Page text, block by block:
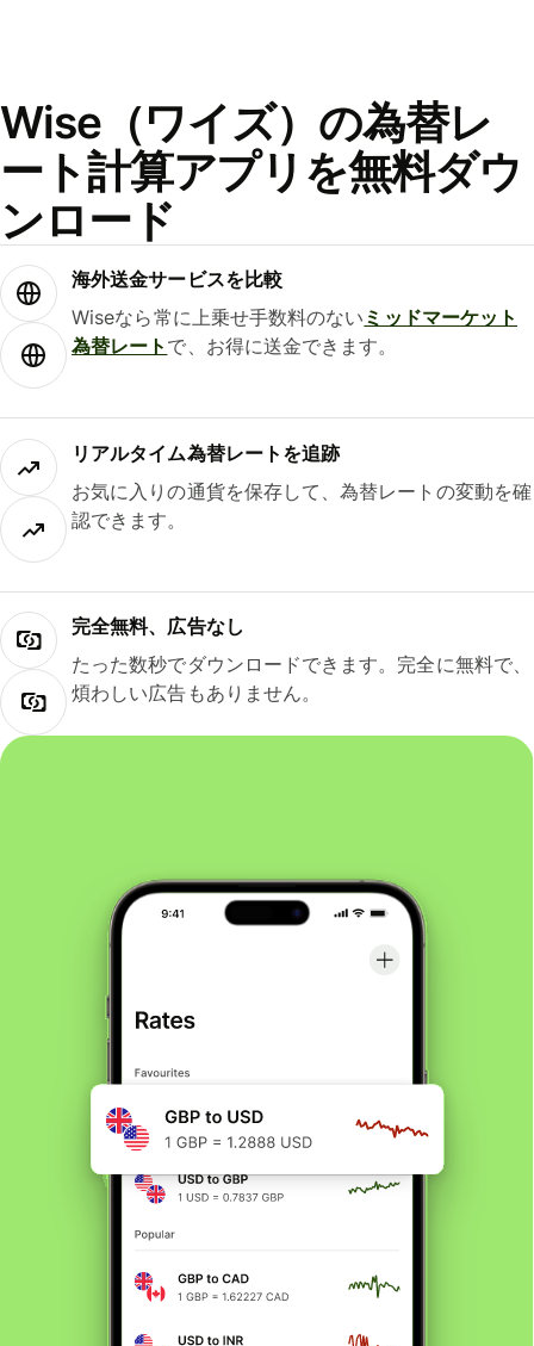
Wise（ワイズ）の為替レ
ート計算アプリを無料ダウ
ンロード
海外送金サービスを比較
Wiseなら常に上乗せ手数料のない ミッドマーケット
為替レート で、お得に送金できます。
リアルタイム為替レートを追跡
お気に入りの通貨を保存して、為替レートの変動を確
認できます。
完全無料、広告なし
たった数秒でダウンロードできます。完全に無料で、
煩わしい広告もありません。